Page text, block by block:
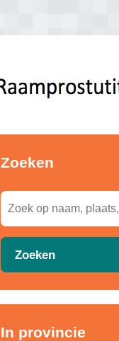
Zoeken
Zoeken
In provincie